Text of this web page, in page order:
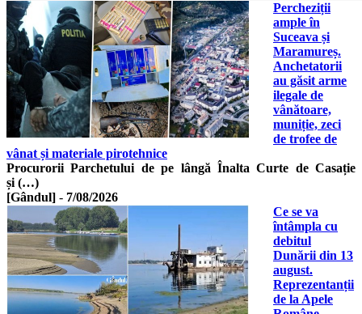
Percheziții
ample în
Suceava și
Maramureș.
Anchetatorii
au găsit arme
ilegale de
vânătoare,
muniție, zeci
de trofee de
vânat și materiale pirotehnice
Procurorii Parchetului de pe lângă Înalta Curte de Casație
și (…)
[Gândul] - 7/08/2026
Ce se va
întâmpla cu
debitul
Dunării din 13
august.
Reprezentanții
de la Apele